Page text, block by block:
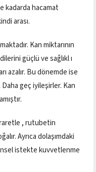
kadarda hacamat
arası.
Kan miktarının
güçlü ve sağlıkl ı
azalır. Bu dönemde ise
Daha geç iyileşirler. Kan
, rutubetin
Ayrıca dolaşımdaki
istekte kuvvetlenme